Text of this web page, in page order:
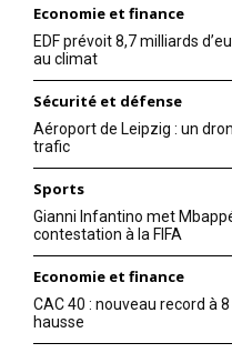
Economie et finance
EDF prévoit 8,7 milliards
au climat
Sécurité et défense
Aéroport de Leipzig : un
trafic
Sports
Gianni Infantino met
contestation à la FIFA
Economie et finance
CAC 40 : nouveau record à
hausse